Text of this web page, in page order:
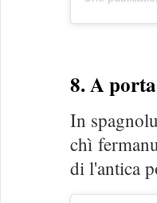
8. A
In spagnolu
chì
di l'antica